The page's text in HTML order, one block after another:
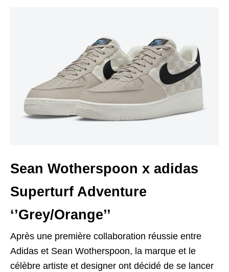
Sean Wotherspoon x adidas
Superturf Adventure
‘’Grey/Orange’’
Après une première collaboration réussie entre
Adidas et Sean Wotherspoon, la marque et le
célèbre artiste et designer ont décidé de se lancer